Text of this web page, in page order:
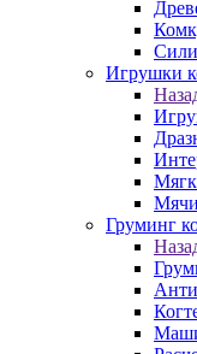
Игрушки
Груминг